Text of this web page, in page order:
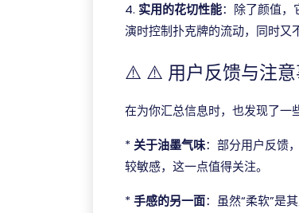
4. 实用的花切性能：除了颜值，
演时控制扑克牌的流动，同时又
⚠️ ⚠️ 用户反馈与注意
在为你汇总信息时，也发现了一
* 关于油墨气味：部分用户反馈
较敏感，这一点值得关注。
*手感的另一面：虽然“柔软”是